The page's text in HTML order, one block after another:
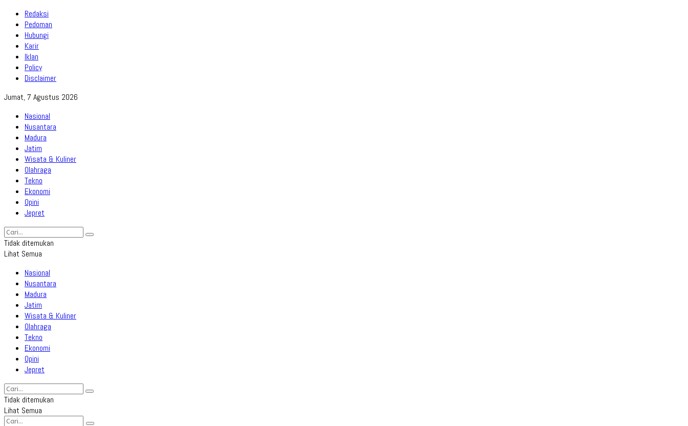
Redaksi
Pedoman
Hubungi
Karir
Iklan
Policy
Disclaimer
Jumat, 7 Agustus 2026
Nasional
Nusantara
Madura
Jatim
Wisata & Kuliner
Olahraga
Tekno
Ekonomi
Opini
Jepret
Tidak ditemukan
Lihat Semua
Nasional
Nusantara
Madura
Jatim
Wisata & Kuliner
Olahraga
Tekno
Ekonomi
Opini
Jepret
Tidak ditemukan
Lihat Semua